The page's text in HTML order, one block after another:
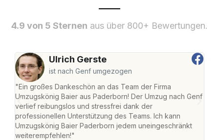
4.9 von 5 Sternen aus über 800+ Bewertungen.
Ulrich Gerste
ist nach Genf umgezogen
"Ein großes Dankeschön an das Team der Firma
Umzugskönig Baier aus Paderborn! Der Umzug nach Genf
verlief reibungslos und stressfrei dank der
professionellen Unterstützung des Teams. Ich kann
Umzugskönig Baier Paderborn jedem uneingeschränkt
weiterempfehlen!"